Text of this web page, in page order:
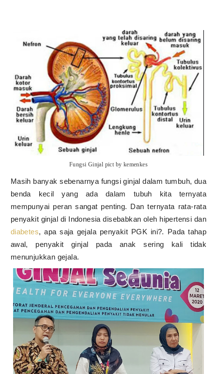
Fungsi Ginjal pict by kemenkes
Masih banyak sebenarnya fungsi ginjal dalam tumbuh, dua
benda kecil yang ada dalam tubuh kita ternyata
mempunyai peran sangat penting. Dan ternyata rata-rata
penyakit ginjal di Indonesia disebabkan oleh hipertensi dan
diabetes, apa saja gejala penyakit PGK ini?. Pada tahap
awal, penyakit ginjal pada anak sering kali tidak
menunjukkan gejala.